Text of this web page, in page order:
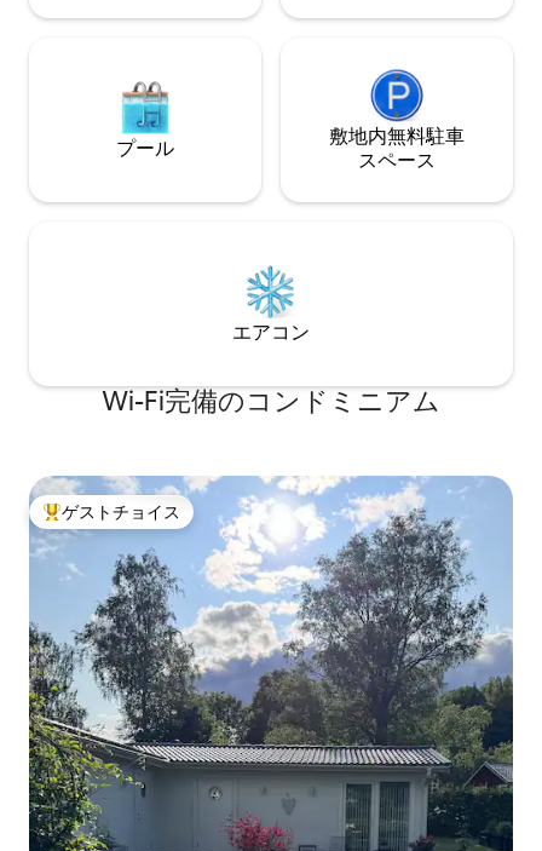
す。
プール
敷地内無料駐⁠車
ス⁠ペ⁠ー⁠ス
エアコン
Wi-Fi完備のコンドミニアム
大好評のゲストチョイスです。
ゲストチョイス